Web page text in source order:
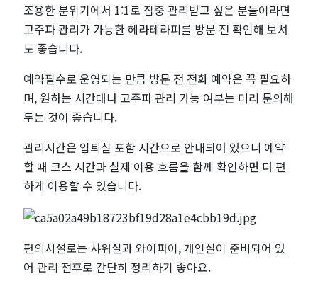
조용한 분위기에서 1:1로 집중 관리받고 싶은 분들이라면
고주파 관리가 가능한 헤라테라피를 방문 전 확인해 보셔
도 좋습니다.
예약필수로 운영되는 만큼 방문 전 전화 예약은 꼭 필요하
며, 원하는 시간대나 고주파 관리 가능 여부는 미리 문의해
두는 것이 좋습니다.
관리시간은 입퇴실 포함 시간으로 안내되어 있으니 예약
할 때 코스 시간과 실제 이용 흐름을 함께 확인하면 더 편
하게 이용할 수 있습니다.
편의시설로는 샤워실과 와이파이, 개인실이 준비되어 있
어 관리 전후로 간단히 정리하기 좋아요.